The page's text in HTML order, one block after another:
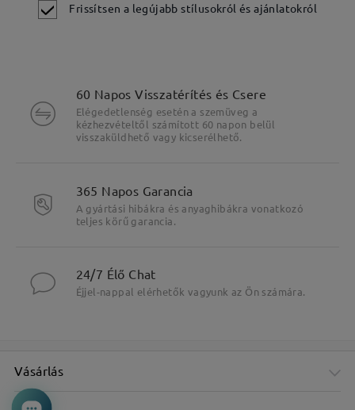
Frissítsen a legújabb stílusokról és ajánlatokról
60 Napos Visszatérítés és Csere
Elégedetlenség esetén a szemüveg a
kézhezvételtől számított 60 napon belül
visszaküldhető vagy kicserélhető.
365 Napos Garancia
A gyártási hibákra és anyaghibákra vonatkozó
teljes körű garancia.
24/7 Élő Chat
Éjjel-nappal elérhetők vagyunk az Ön számára.
Vásárlás